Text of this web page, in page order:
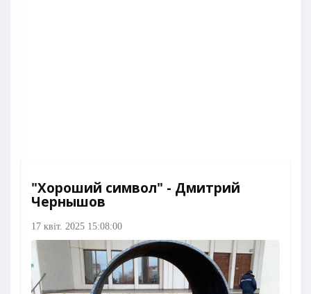
"Хороший символ" - Дмитрий
Чернышов
17 квіт. 2025 15:08:00